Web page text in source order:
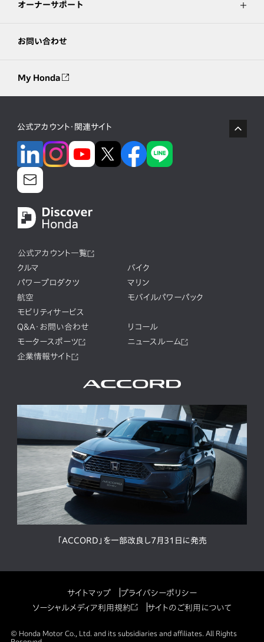
オーナーサポート
お問い合わせ
My Honda
公式アカウント・関連サイト
公式アカウント一覧
クルマ
バイク
パワープロダクツ
マリン
航空
モバイルパワーパック
モビリティサービス
Q&A・お問い合わせ
リコール
モータースポーツ
ニュースルーム
企業情報サイト
「ACCORD」を一部改良し7月31日に発売
サイトマップ
プライバシーポリシー
ソーシャルメディア利用規約
サイトのご利用について
© Honda Motor Co., Ltd. and its subsidiaries and affiliates. All Rights